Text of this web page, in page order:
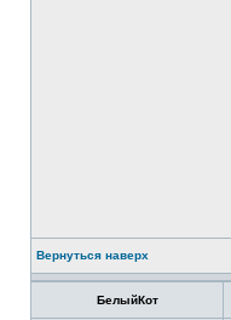
Вернуться наверх
БелыйКот